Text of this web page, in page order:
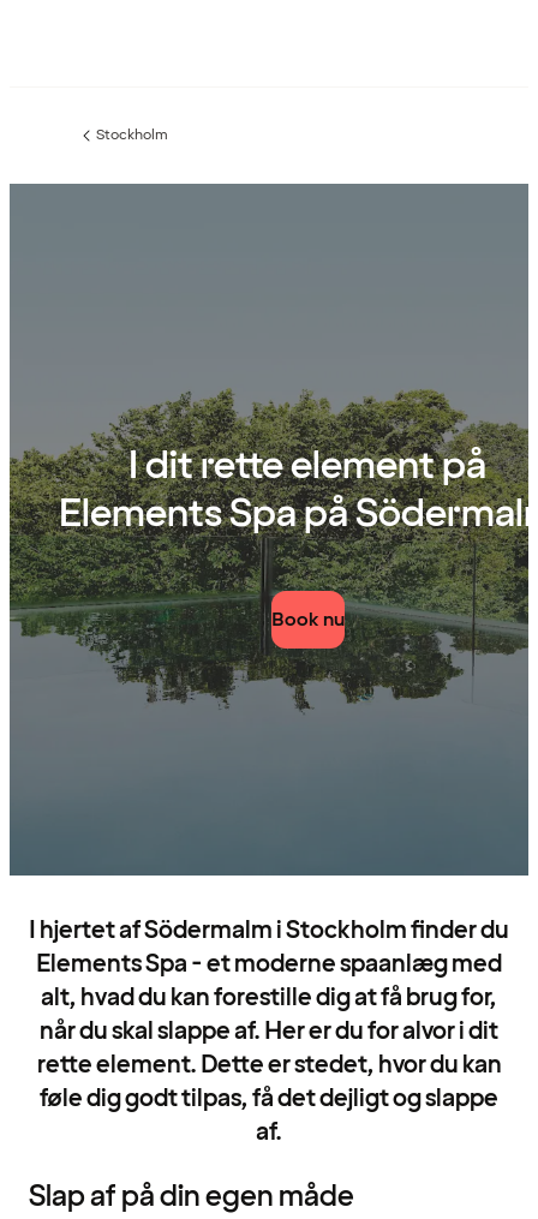
Forrige
:
Stockholm
I dit rette element på
Elements Spa på
Book nu
I hjertet af Södermalm i Stockholm finder du
Elements Spa - et moderne spaanlæg med
alt, hvad du kan forestille dig at få brug for,
når du skal slappe af. Her er du for alvor i dit
rette element. Dette er stedet, hvor du kan
føle dig godt tilpas, få det dejligt og slappe
af.
Slap af på din egen måde